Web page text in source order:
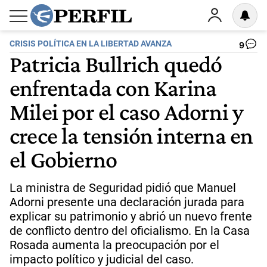
CRISIS POLÍTICA EN LA LIBERTAD AVANZA 9
Patricia Bullrich quedó
enfrentada con Karina
Milei por el caso Adorni y
crece la tensión interna en
el Gobierno
La ministra de Seguridad pidió que Manuel
Adorni presente una declaración jurada para
explicar su patrimonio y abrió un nuevo frente
de conflicto dentro del oficialismo. En la Casa
Rosada aumenta la preocupación por el
impacto político y judicial del caso.